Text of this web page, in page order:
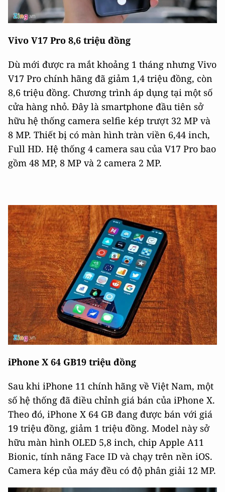
Vivo V17 Pro 8,6 triệu đồng
Dù mới được ra mắt khoảng 1 tháng nhưng Vivo
V17 Pro chính hãng đã giảm 1,4 triệu đồng, còn
8,6 triệu đồng. Chương trình áp dụng tại một số
cửa hàng nhỏ. Đây là smartphone đầu tiên sở
hữu hệ thống camera selfie kép trượt 32 MP và
8 MP. Thiết bị có màn hình tràn viền 6,44 inch,
Full HD. Hệ thống 4 camera sau của V17 Pro bao
gồm 48 MP, 8 MP và 2 camera 2 MP.
iPhone X 64 GB19 triệu đồng
Sau khi iPhone 11 chính hãng về Việt Nam, một
số hệ thống đã điều chỉnh giá bán của iPhone X.
Theo đó, iPhone X 64 GB đang được bán với giá
19 triệu đồng, giảm 1 triệu đồng. Model này sở
hữu màn hình OLED 5,8 inch, chip Apple A11
Bionic, tính năng Face ID và chạy trên nền iOS.
Camera kép của máy đều có độ phân giải 12 MP.